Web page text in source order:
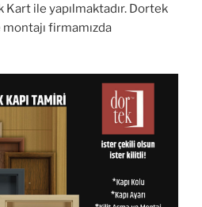
ile yapılmaktadır. Dortek
firmamızda